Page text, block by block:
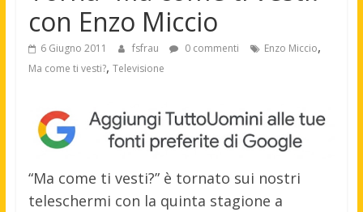
con Enzo Miccio
6 Giugno 2011 fsfrau 0 commenti Enzo Miccio,
Ma come ti vesti?, Televisione
“Ma come ti vesti?” è tornato sui nostri
teleschermi con la quinta stagione a